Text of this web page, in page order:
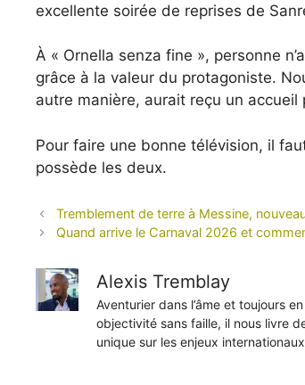
excellente soirée de reprises de
À « Ornella senza fine », personne
grâce à la valeur du protagoniste.
autre manière, aurait reçu un accueil
Pour faire une bonne télévision, il
possède les deux.
Tremblement de terre à Messine,
Quand arrive le Carnaval 2026 et
Alexis Tremblay
Aventurier dans l’âme et toujours
objectivité sans faille, il nous livre
unique sur les enjeux